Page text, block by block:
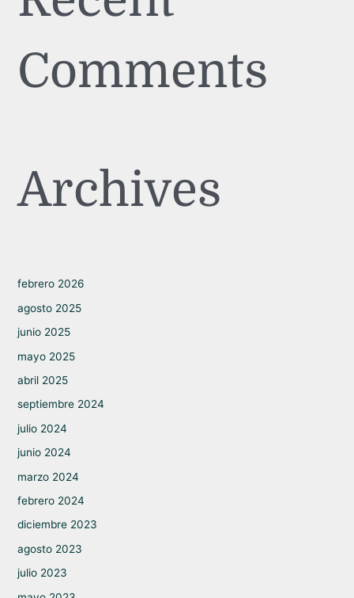
Comments
Archives
febrero 2026
agosto 2025
junio 2025
mayo 2025
abril 2025
septiembre 2024
julio 2024
junio 2024
marzo 2024
febrero 2024
diciembre 2023
agosto 2023
julio 2023